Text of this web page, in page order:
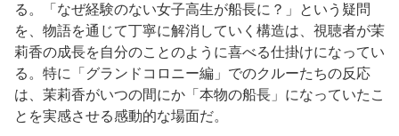
る。「なぜ経験のない女子高生が船長に？」という疑問
を、物語を通じて丁寧に解消していく構造は、視聴者が茉
莉香の成長を自分のことのように喜べる仕掛けになってい
る。特に「グランドコロニー編」でのクルーたちの反応
は、茉莉香がいつの間にか「本物の船長」になっていたこ
とを実感させる感動的な場面だ。